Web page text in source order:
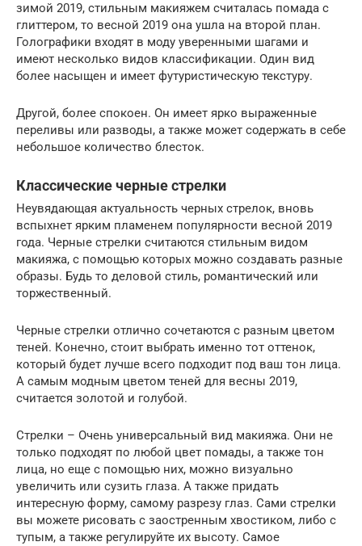
зимой 2019, стильным макияжем считалась помада с
глиттером, то весной 2019 она ушла на второй план.
Голографики входят в моду уверенными шагами и
имеют несколько видов классификации. Один вид
более насыщен и имеет футуристическую текстуру.
Другой, более спокоен. Он имеет ярко выраженные
переливы или разводы, а также может содержать в себе
небольшое количество блесток.
Классические черные стрелки
Неувядающая актуальность черных стрелок, вновь
вспыхнет ярким пламенем популярности весной 2019
года. Черные стрелки считаются стильным видом
макияжа, с помощью которых можно создавать разные
образы. Будь то деловой стиль, романтический или
торжественный.
Черные стрелки отлично сочетаются с разным цветом
теней. Конечно, стоит выбрать именно тот оттенок,
который будет лучше всего подходит под ваш тон лица.
А самым модным цветом теней для весны 2019,
считается золотой и голубой.
Стрелки – Очень универсальный вид макияжа. Они не
только подходят по любой цвет помады, а также тон
лица, но еще с помощью них, можно визуально
увеличить или сузить глаза. А также придать
интересную форму, самому разрезу глаз. Сами стрелки
вы можете рисовать с заостренным хвостиком, либо с
тупым, а также регулируйте их высоту. Самое